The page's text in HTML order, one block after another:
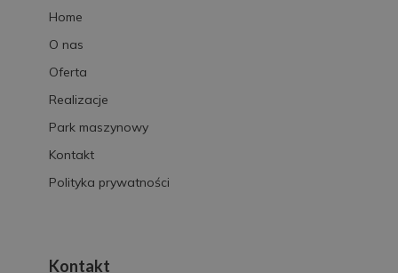
Home
O nas
Oferta
Realizacje
Park maszynowy
Kontakt
Polityka prywatności
Kontakt